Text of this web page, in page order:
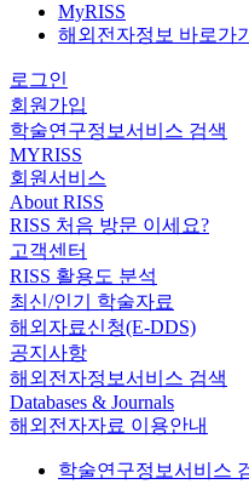
MyRISS
해외전자정보 바로가기
로그인
회원가입
학술연구정보서비스 검색
MYRISS
회원서비스
About RISS
RISS 처음 방문 이세요?
고객센터
RISS 활용도 분석
최신/인기 학술자료
해외자료신청(E-DDS)
공지사항
해외전자정보서비스 검색
Databases & Journals
해외전자자료 이용안내
학술연구정보서비스